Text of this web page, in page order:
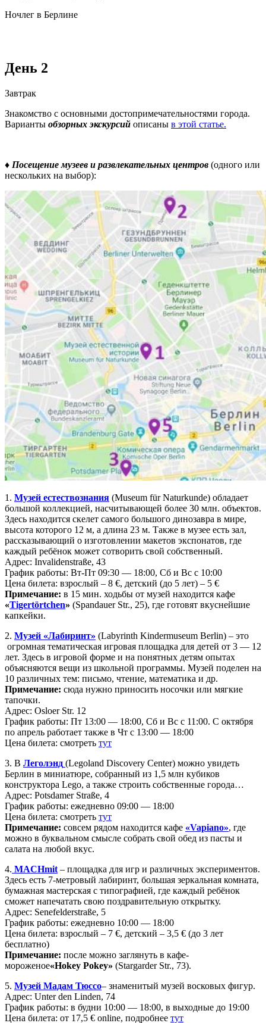
Ночлег в Берлине
День 2
Завтрак
Знакомство с основными достопримечательностями города.
Варианты обзорных экскурсий описаны в этой статье.
♦ Посещение музеев и развлекательных центров (одного или
нескольких на выбор):
1. Музей естествознания (Museum für Naturkunde) обладает
большой коллекцией, насчитывающей более 30 млн. объектов.
Здесь находится скелет самого большого динозавра в мире,
высота которого 12 м, а длина 23 м. Также в музее есть зал,
рассказывающий о изготовлении макетов экспонатов, где
каждый ребёнок может сотворить свой собственный.
Адрес: Invalidenstraße, 43
График работы: Вт-Пт 09:30 — 18:00, Сб и Вс с 10:00
Цена билета: взрослый – 8 €, детский (до 5 лет) – 5 €
Примечание: в 15 мин. ходьбы от музей находится кафе
«Tigertörtchen» (Spandauer Str., 25), где готовят вкуснейшие
капкейки.
2. Музей «Лабиринт» (Labyrinth Kindermuseum Berlin) – это
огромная тематическая игровая площадка для детей от 3 — 12
лет. Здесь в игровой форме и на понятных детям опытах
объясняются вещи из школьной программы. Музей поделен на
10 различных тем: письмо, чтение, математика и др.
Примечание: сюда нужно приносить носочки или мягкие
тапочки.
Адрес: Osloer Str. 12
График работы: Пт 13:00 — 18:00, Сб и Вс с 11:00. С октября
по апрель работает также в Чт с 13:00 — 18:00
Цена билета: смотреть тут
3. В Леголэнд (Legoland Discovery Center) можно увидеть
Берлин в миниатюре, собранный из 1,5 млн кубиков
конструктора Lego, а также строить собственные города…
Адрес: Potsdamer Straße, 4
График работы: ежедневно 09:00 — 18:00
Цена билета: смотреть тут
Примечание: совсем рядом находится кафе «Vapiano», где
можно в буквальном смысле собрать свой обед из пасты и
салата на любой вкус.
4. MACHmit – площадка для игр и различных экспериментов.
Здесь есть 7-метровый лабиринт, большая зеркальная комната,
бумажная мастерская с типографией, где каждый ребёнок
сможет напечатать свою поздравительную открытку.
Адрес: Senefelderstraße, 5
График работы: ежедневно 10:00 — 18:00
Цена билета: взрослый – 7 €, детский – 3,5 € (до 3 лет
бесплатно)
Примечание: после можно заглянуть в кафе-
мороженое«Hokey Pokey» (Stargarder Str., 73).
5. Музей Мадам Тюссо– знаменитый музей восковых фигур.
Адрес: Unter den Linden, 74
График работы: в будни 10:00 — 18:00, в выходные до 19:00
Цена билета: от 17,5 € online, подробнее тут